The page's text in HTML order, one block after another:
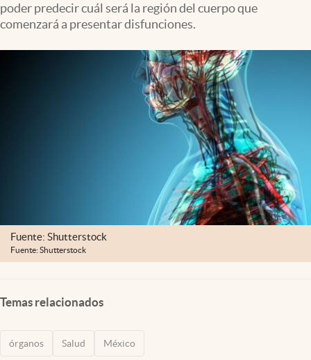
Tv
poder predecir cuál será la región del cuerpo que
comenzará a presentar disfunciones.
Fuente: Shutterstock
Fuente: Shutterstock
Temas relacionados
órganos Salud México